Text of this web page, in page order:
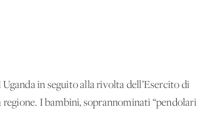
in seguito alla rivolta dell’Esercito di
I bambini, soprannominati “pendolari